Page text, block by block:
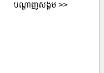
ប​ណ្តា​ញ​សង្គម >>